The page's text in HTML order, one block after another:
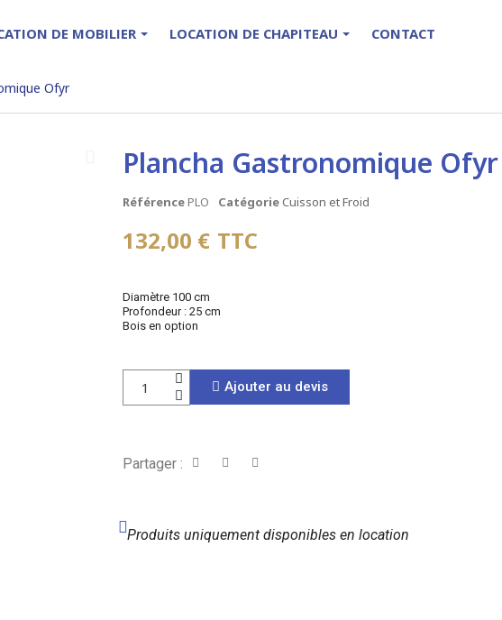
DE MOBILIER LOCATION DE CHAPITEAU CONTACT
Ofyr
Plancha Gastronomique Ofyr
RéférencePLO CatégorieCuisson et Froid
132,00 € TTC
Diamètre 100 cm
Profondeur : 25 cm
Bois en option
Ajouter au devis
Partager :
Produits uniquement disponibles en location